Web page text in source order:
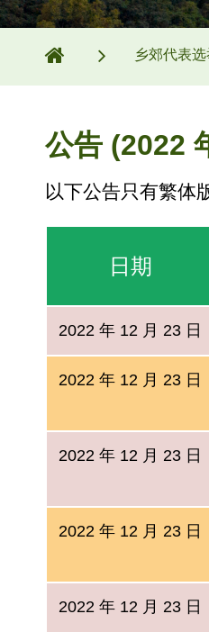
乡郊代表
公告 (2022
以下公告只有繁体
日期
2022 年 12 月 23 日
2022 年 12 月 23 日
2022 年 12 月 23 日
2022 年 12 月 23 日
2022 年 12 月 23 日